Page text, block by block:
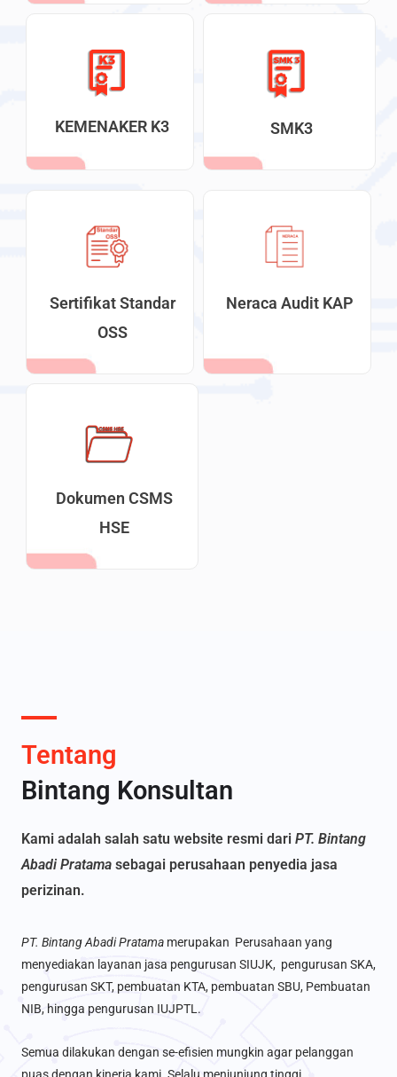
KEMENAKER K3 SMK3
Sertifikat Standar
OSS
Neraca Audit KAP
Dokumen CSMS
HSE
Tentang
Bintang Konsultan
Kami adalah salah satu website resmi dari PT. Bintang
Abadi Pratama sebagai perusahaan penyedia jasa
perizinan.
PT. Bintang Abadi Pratama merupakan Perusahaan yang
menyediakan layanan jasa pengurusan SIUJK, pengurusan SKA,
pengurusan SKT, pembuatan KTA, pembuatan SBU, Pembuatan
NIB, hingga pengurusan IUJPTL.
Semua dilakukan dengan se-efisien mungkin agar pelanggan
puas dengan kinerja kami. Selalu menjunjung tinggi